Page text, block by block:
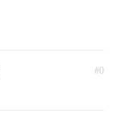
#0